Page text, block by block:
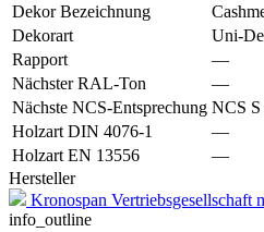
Dekor Bezeichnung
Dekorart
Uni-
Rapport
—
Nächster RAL-Ton
—
Nächste NCS-Entsprechung NCS
Holzart DIN 4076-1
—
Holzart EN 13556
—
Hersteller
Kronospan Vertriebsgesellschaft
info_outline